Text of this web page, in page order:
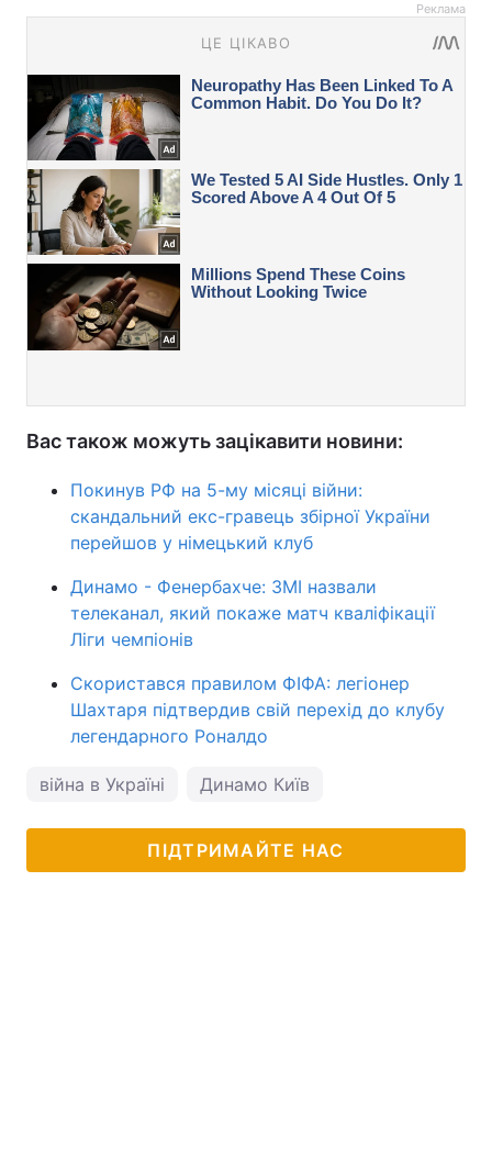
Реклама
Вас також можуть зацікавити новини:
Покинув РФ на 5-му місяці війни:
скандальний екс-гравець збірної України
перейшов у німецький клуб
Динамо - Фенербахче: ЗМІ назвали
телеканал, який покаже матч кваліфікації
Ліги чемпіонів
Скористався правилом ФІФА: легіонер
Шахтаря підтвердив свій перехід до клубу
легендарного Роналдо
війна в Україні Динамо Київ
ПІДТРИМАЙТЕ НАС